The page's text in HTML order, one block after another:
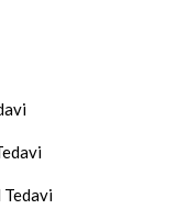
Tedavi